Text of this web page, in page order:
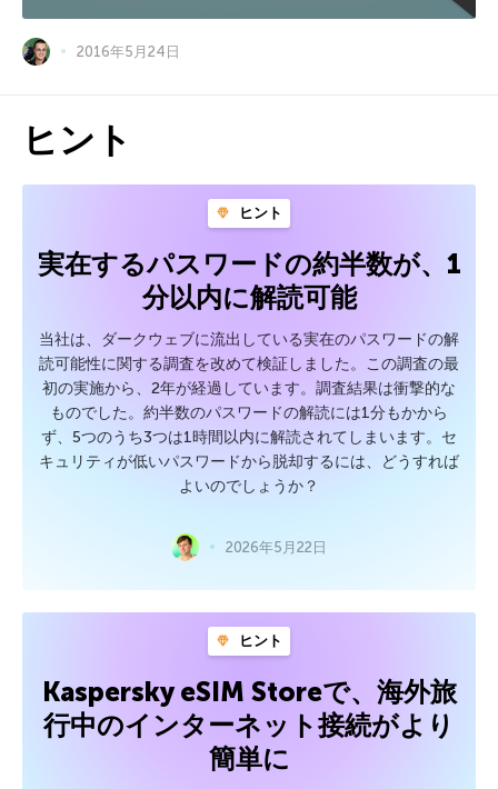
2016年5月24日
ヒント
ヒント
実在するパスワードの約半数が、1
分以内に解読可能
当社は、ダークウェブに流出している実在のパスワードの解
読可能性に関する調査を改めて検証しました。この調査の最
初の実施から、2年が経過しています。調査結果は衝撃的な
ものでした。約半数のパスワードの解読には1分もかから
ず、5つのうち3つは1時間以内に解読されてしまいます。セ
キュリティが低いパスワードから脱却するには、どうすれば
よいのでしょうか？
2026年5月22日
ヒント
Kaspersky eSIM Storeで、海外旅
行中のインターネット接続がより
簡単に